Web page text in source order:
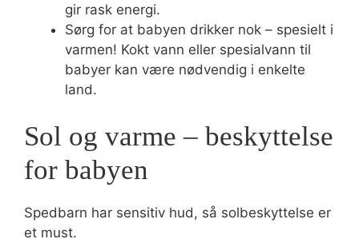
gir rask energi.
Sørg for at babyen drikker nok – spesielt i
varmen! Kokt vann eller spesialvann til
babyer kan være nødvendig i enkelte
land.
Sol og varme – beskyttelse
for babyen
Spedbarn har sensitiv hud, så solbeskyttelse er
et must.